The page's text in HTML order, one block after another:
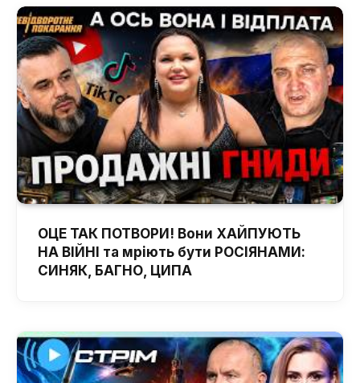
ОЦЕ ТАК ПОТВОРИ! Вони ХАЙПУЮТЬ
НА ВІЙНІ та мріють бути РОСІЯНАМИ:
СИНЯК, БАГНО, ЦИПА